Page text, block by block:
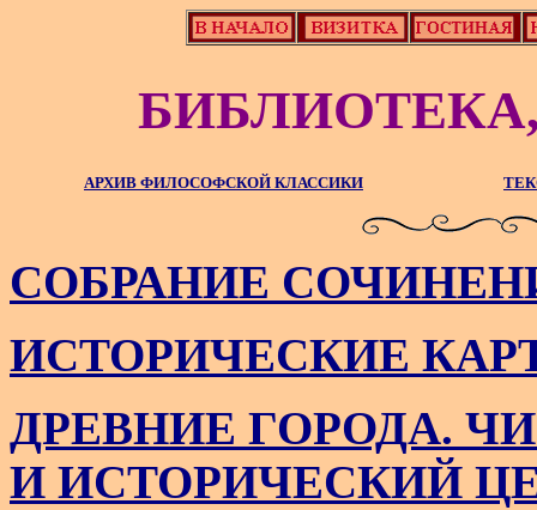
АРХИВ ФИЛОСОФСКОЙ КЛАССИКИ
СОБРАНИЕ
ИСТОРИЧЕСКИЕ
ДРЕВНИЕ ГОРОДА.
И ИСТОРИЧЕСКИЙ